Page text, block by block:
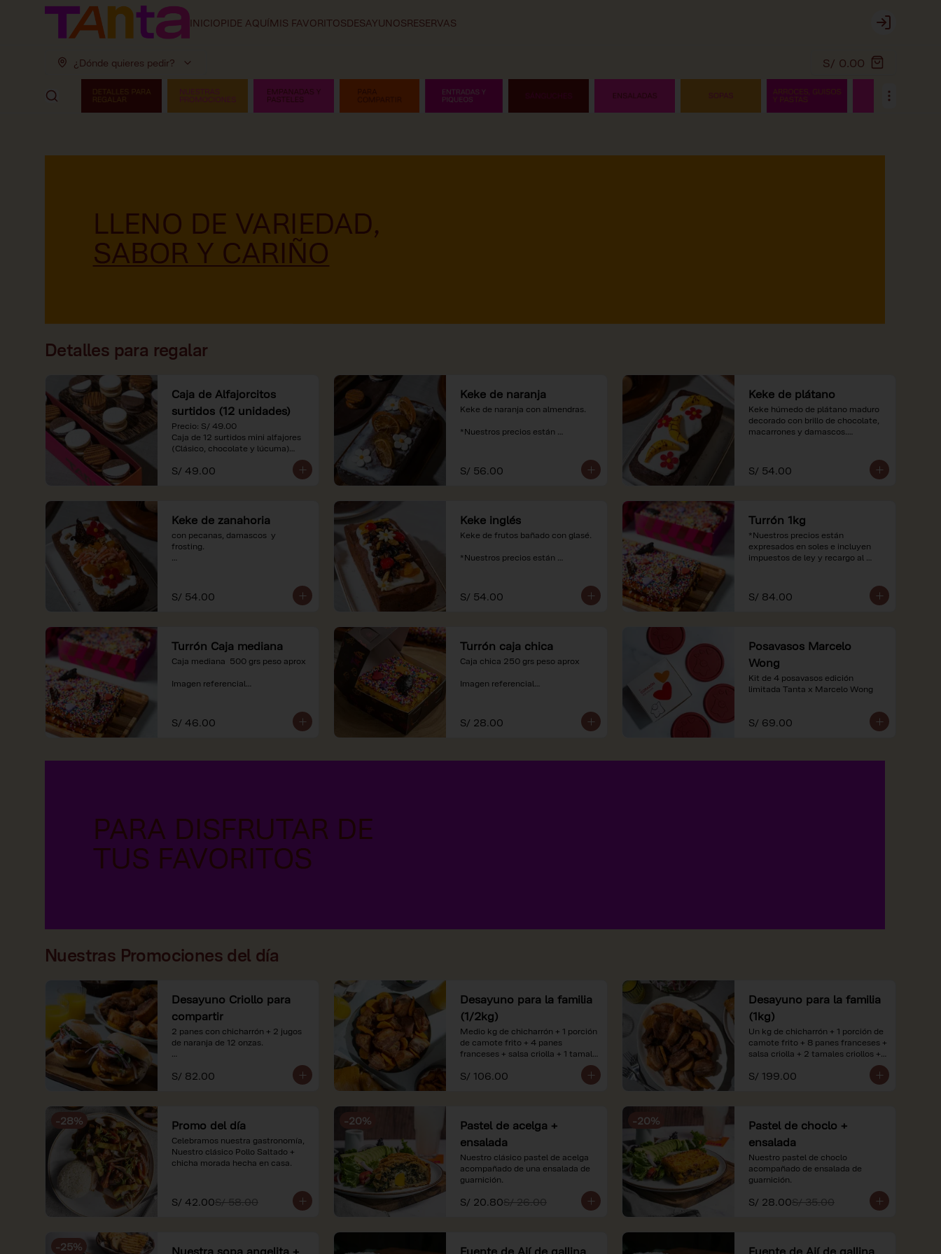
INICIOPIDE AQUÍMIS FAVORITOSDESAYUNOSRESERVAS Login
¿Dónde quieres pedir? S/ 0.00
Detalles para regalar
Caja de Alfajorcitos
surtidos (12 unidades)
Precio: S/ 49.00
Caja de 12 surtidos mini alfajores
(Clásico, chocolate y lúcuma)
*Nuestros precios están
S/ 49.00
Keke de naranja
Keke de naranja con almendras.
*Nuestros precios están
S/ 56.00
Keke de plátano
Keke húmedo de plátano maduro
decorado con brillo de chocolate,
macarrones y damascos.
expresados en soles e incluyen
impuestos de ley y recargo al
S/ 54.00
Keke de zanahoria
con pecanas, damascos  y
frosting.
consumo.
S/ 54.00
Keke inglés
Keke de frutos bañado con glasé.
*Nuestros precios están
S/ 54.00
Turrón 1kg
*Nuestros precios están
expresados en soles e incluyen
impuestos de ley y recargo al
S/ 84.00
Turrón Caja mediana
Caja mediana  500 grs peso aprox
Imagen referencial
expresados en soles e incluyen
impuestos de ley y recargo al
S/ 46.00
Turrón caja chica
Caja chica 250 grs peso aprox
Imagen referencial
expresados en soles e incluyen
impuestos de ley y recargo al
S/ 28.00
Posavasos Marcelo
Wong
Kit de 4 posavasos edición
limitada Tanta x Marcelo Wong
S/ 69.00
Nuestras Promociones del día
Desayuno Criollo para
compartir
2 panes con chicharrón + 2 jugos
de naranja de 12 onzas.
expresados en soles e incluyen
S/ 82.00
Desayuno para la familia
(1/2kg)
Medio kg de chicharrón + 1 porción
de camote frito + 4 panes
franceses + salsa criolla + 1 tamal
criollo + 1 litro de jugo de naranja.
consumo. Imágenes referenciales.
S/ 106.00
Desayuno para la familia
(1kg)
Un kg de chicharrón + 1 porción de
camote frito + 8 panes franceses +
salsa criolla + 2 tamales criollos +
consumo. Imágenes referenciales.
S/ 199.00
-28% Promo del día
Celebramos nuestra gastronomía,
Nuestro clásico Pollo Saltado +
chicha morada hecha en casa.
S/ 42.00S/ 58.00
-20%
Pastel de acelga +
ensalada
Nuestro clásico pastel de acelga
acompañado de una ensalada de
guarnición.
S/ 20.80S/ 26.00
-20%
Pastel de choclo +
ensalada
Nuestro pastel de choclo
acompañado de ensalada de
guarnición.
S/ 28.00S/ 35.00
-25%
Nuestra sopa angelita +
Fuente de Ají de gallina
Fuente de Ají de gallina